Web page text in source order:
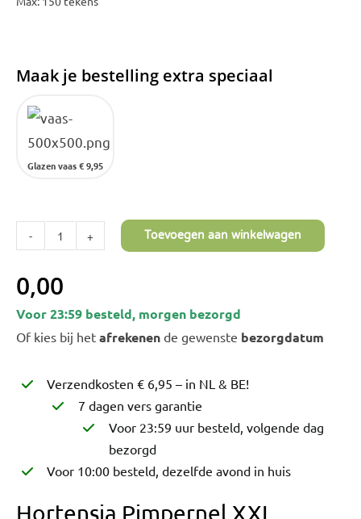
Maak je bestelling extra speciaal
Glazen vaas€ 9,95
Hortensia
XXL
aantal
Toevoegen aan winkelwagen
0,00
Voor 23:59 besteld, morgen bezorgd
Of kies bij het afrekenende gewenste bezorgdatum
Verzendkosten € 6,95 – in NL & BE!
7 dagen vers garantie
Voor 23:59 uur besteld, volgende dag
bezorgd
Voor 10:00 besteld, dezelfde avond in huis
Hortensia Pimpernel XXL